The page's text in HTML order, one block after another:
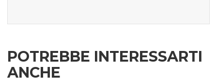
POTREBBE INTERESSARTI
ANCHE